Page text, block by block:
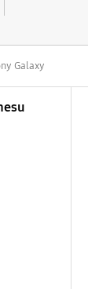
Galaxy